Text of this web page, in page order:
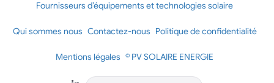
Fournisseurs d’équipements et technologies solaire
Qui sommes nous Contactez-nous Politique de confidentialité
Mentions légales © PV SOLAIRE ENERGIE